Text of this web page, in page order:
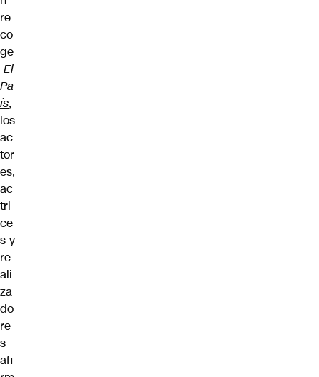
re
co
ge
El
Pa
ís,
los
ac
tor
es,
ac
tri
ce
s y
re
ali
za
do
re
s
afi